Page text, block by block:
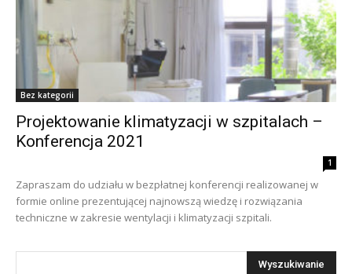
Bez kategorii
Projektowanie klimatyzacji w szpitalach –
Konferencja 2021
1
Zapraszam do udziału w bezpłatnej konferencji realizowanej w
formie online prezentującej najnowszą wiedzę i rozwiązania
techniczne w zakresie wentylacji i klimatyzacji szpitali.